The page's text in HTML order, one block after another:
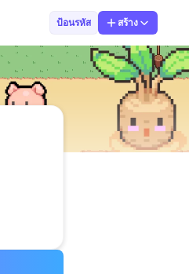
ป้อนรหัส สร้าง